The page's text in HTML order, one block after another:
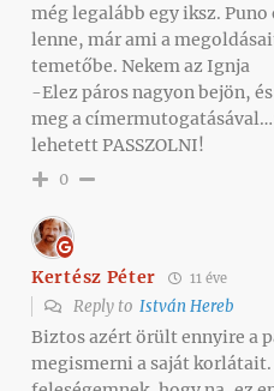
még legalább egy iksz.
lenne, már ami a
temetőbe. Nekem az Ignja
-Elez páros nagyon bejön,
meg a
lehetett PASSZOLNI!
0
Kertész Péter 11 éve
Reply to István Hereb
Biztos azért örült ennyire a
megismerni a saját